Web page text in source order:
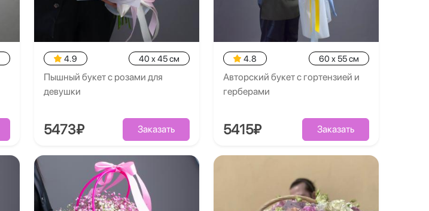
4.9 40 x 45 см
Пышный букет с розами для
девушки
5473₽ Заказать
4.8 60 x 55 см
Авторский букет с гортензией и
герберами
5415₽ Заказать